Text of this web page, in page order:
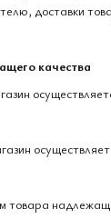
доставки
качества
товара